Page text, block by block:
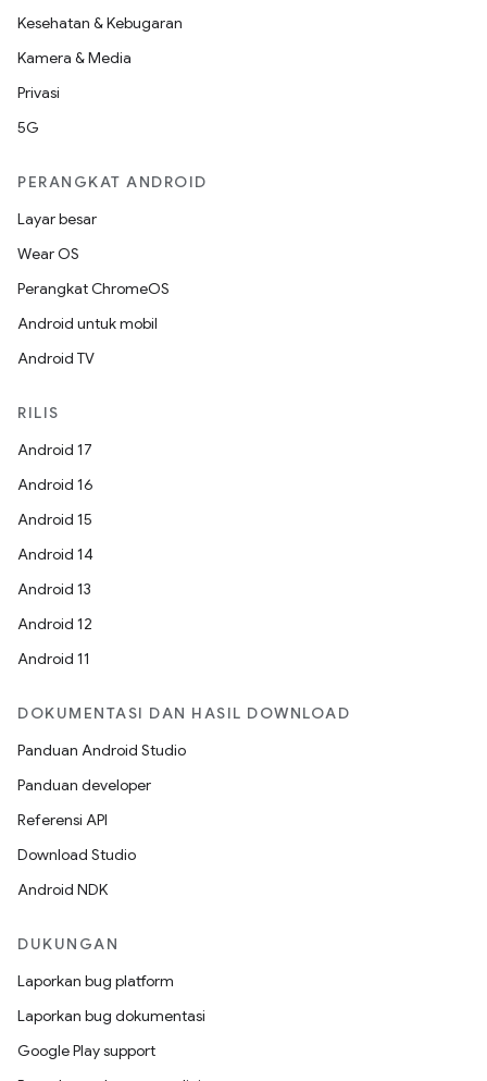
Kesehatan & Kebugaran
Kamera & Media
Privasi
5G
PERANGKAT ANDROID
Layar besar
Wear OS
Perangkat ChromeOS
Android untuk mobil
Android TV
RILIS
Android 17
Android 16
Android 15
Android 14
Android 13
Android 12
Android 11
DOKUMENTASI DAN HASIL DOWNLOAD
Panduan Android Studio
Panduan developer
Referensi API
Download Studio
Android NDK
DUKUNGAN
Laporkan bug platform
Laporkan bug dokumentasi
Google Play support